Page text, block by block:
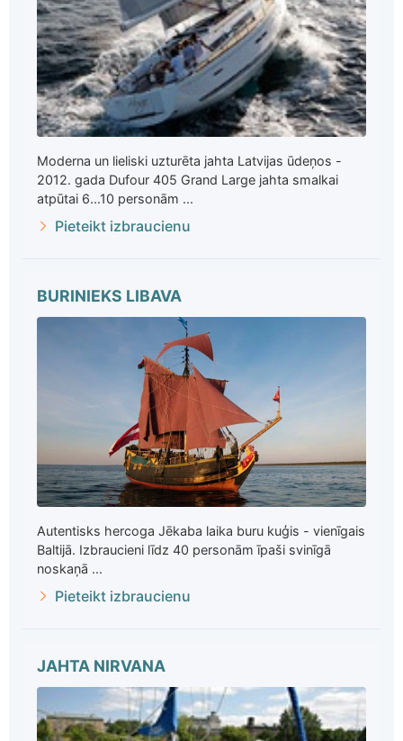
Moderna un lieliski uzturēta jahta Latvijas ūdeņos -
2012. gada Dufour 405 Grand Large jahta smalkai
atpūtai 6...10 personām ...
Pieteikt izbraucienu
BURINIEKS LIBAVA
Autentisks hercoga Jēkaba laika buru kuģis - vienīgais
Baltijā. Izbraucieni līdz 40 personām īpaši svinīgā
noskaņā ...
Pieteikt izbraucienu
JAHTA NIRVANA